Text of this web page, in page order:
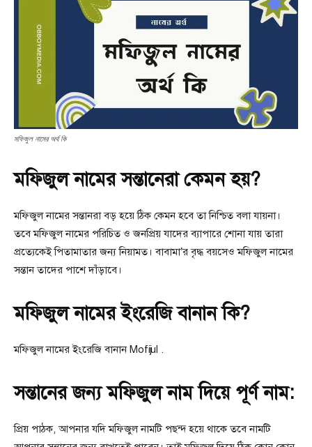
মফিজুল নামের অর্থ কি
মফিজুল নামের সন্তানেরা কেমন হয়?
মফিজুল নামের সন্তানরা বড় হয়ে ঠিক কেমন হবে তা নিশ্চিত বলা যায়না।
তবে মফিজুল নামের পরিচিত ও জনপ্রিয় যাদের ব্যাপারে শোনা যায় তারা
প্রত্যেকেই পিতামাতার জন্য নিয়ামত। বাবামা’র বৃদ্ধ বয়সেও মফিজুল নামের
সন্তান তাদের পাশে দাঁড়াবে।
মফিজুল নামের ইংরেজি বানান কি?
মফিজুল নামের ইংরেজি বানান Mofijul .
সন্তানের জন্য মফিজুল নাম দিয়ে পূর্ণ নাম:
প্রিয় পাঠক, আপনার যদি মফিজুল নামটি পছন্দ হয়ে থাকে তবে নামটি